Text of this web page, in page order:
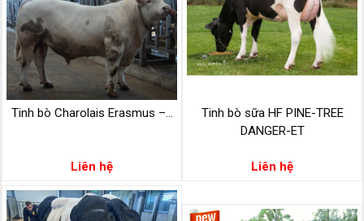
Tinh bò Charolais Erasmus –...
Liên hệ
Tinh bò sữa HF PINE-TREE
DANGER-ET
Liên hệ